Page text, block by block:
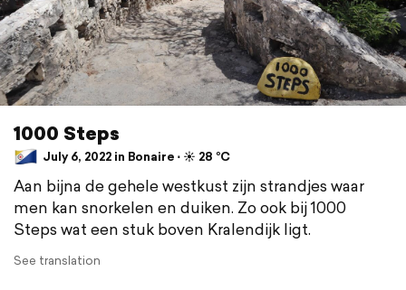
1000 Steps
July 6, 2022 in Bonaire ⋅ ☀️ 28 °C
Aan bijna de gehele westkust zijn strandjes waar
men kan snorkelen en duiken. Zo ook bij 1000
Steps wat een stuk boven Kralendijk ligt.
See translation